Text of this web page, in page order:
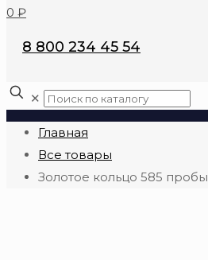
0 ₽
8 800 234 45 54
✕
Главная
Все товары
Золотое кольцо 585 пробы